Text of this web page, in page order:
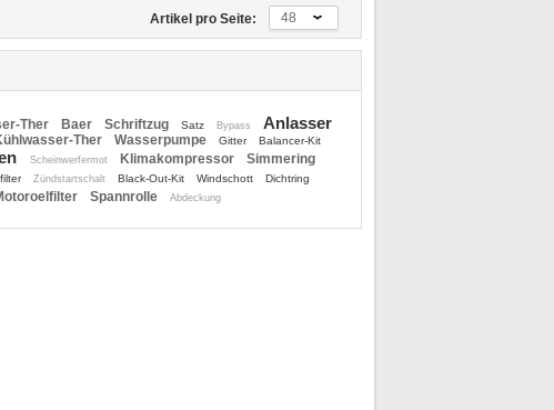
Artikel pro Seite: 48
Ther Baer Schriftzug Satz Bypass Anlasser
Ther Wasserpumpe Gitter Balancer-Kit
Scheinwerfermot Klimakompressor
Simmering
Zündstartschalt Black-Out-Kit Windschott
Dichtring
Spannrolle Abdeckung